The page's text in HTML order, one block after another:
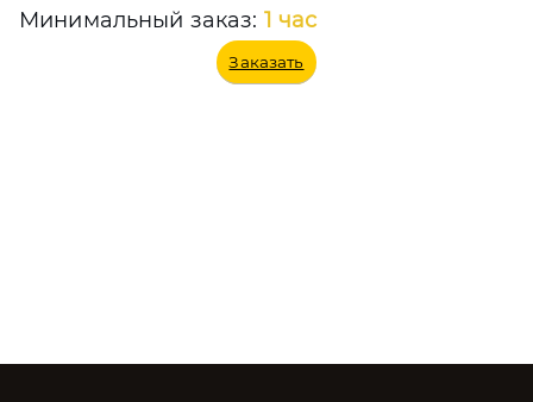
Минимальный заказ: 1 час
Заказать